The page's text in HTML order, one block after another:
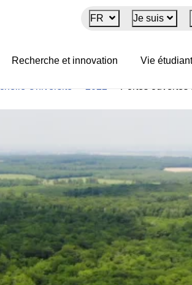
FR Je suis
Recherche et innovation Vie
Biologiques de